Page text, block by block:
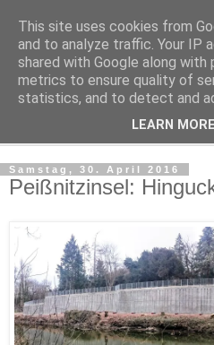
Kludge
Private Notizen aus Halle an
Samstag, 30. April 2016
Peißnitzinsel:
This site uses cookies from
and to analyze traffic. Your IP
shared with Google along
metrics to ensure quality of
statistics, and to detect and
LEARN MORE